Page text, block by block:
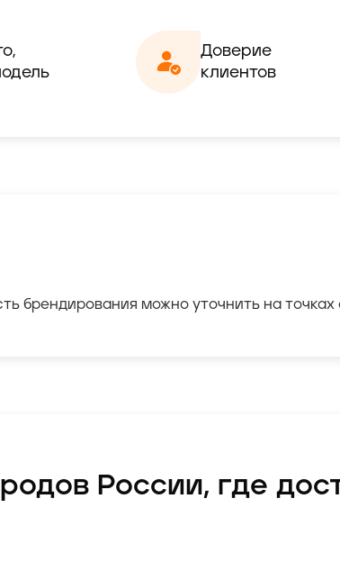
Доверие
клиентов
брендирования можно уточнить на точках
России, где